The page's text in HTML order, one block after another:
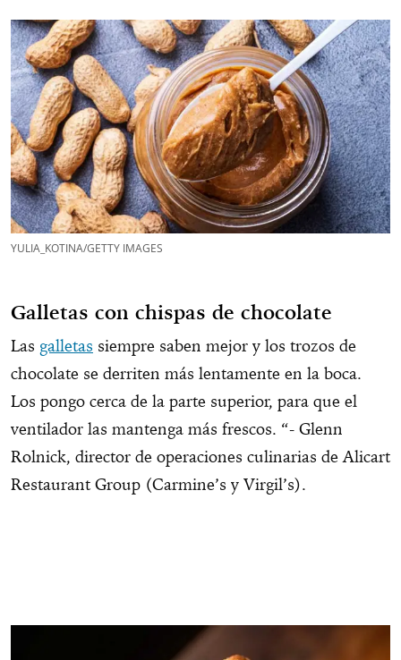
YULIA_KOTINA/GETTY IMAGES
Galletas con chispas de chocolate
Las galletas siempre saben mejor y los trozos de
chocolate se derriten más lentamente en la boca.
Los pongo cerca de la parte superior, para que el
ventilador las mantenga más frescos. “- Glenn
Rolnick, director de operaciones culinarias de Alicart
Restaurant Group (Carmine’s y Virgil’s).